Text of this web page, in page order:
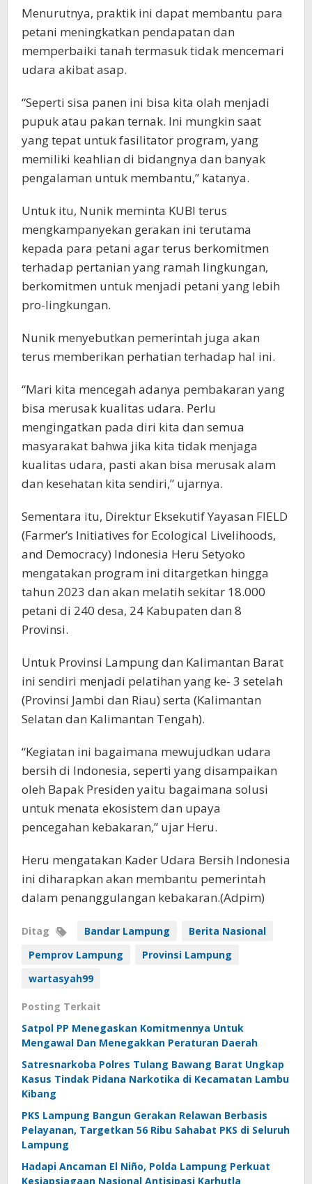
Menurutnya, praktik ini dapat membantu para
petani meningkatkan pendapatan dan
memperbaiki tanah termasuk tidak mencemari
udara akibat asap.
“Seperti sisa panen ini bisa kita olah menjadi
pupuk atau pakan ternak. Ini mungkin saat
yang tepat untuk fasilitator program, yang
memiliki keahlian di bidangnya dan banyak
pengalaman untuk membantu,” katanya.
Untuk itu, Nunik meminta KUBI terus
mengkampanyekan gerakan ini terutama
kepada para petani agar terus berkomitmen
terhadap pertanian yang ramah lingkungan,
berkomitmen untuk menjadi petani yang lebih
pro-lingkungan.
Nunik menyebutkan pemerintah juga akan
terus memberikan perhatian terhadap hal ini.
“Mari kita mencegah adanya pembakaran yang
bisa merusak kualitas udara. Perlu
mengingatkan pada diri kita dan semua
masyarakat bahwa jika kita tidak menjaga
kualitas udara, pasti akan bisa merusak alam
dan kesehatan kita sendiri,” ujarnya.
Sementara itu, Direktur Eksekutif Yayasan FIELD
(Farmer’s Initiatives for Ecological Livelihoods,
and Democracy) Indonesia Heru Setyoko
mengatakan program ini ditargetkan hingga
tahun 2023 dan akan melatih sekitar 18.000
petani di 240 desa, 24 Kabupaten dan 8
Provinsi.
Untuk Provinsi Lampung dan Kalimantan Barat
ini sendiri menjadi pelatihan yang ke- 3 setelah
(Provinsi Jambi dan Riau) serta (Kalimantan
Selatan dan Kalimantan Tengah).
“Kegiatan ini bagaimana mewujudkan udara
bersih di Indonesia, seperti yang disampaikan
oleh Bapak Presiden yaitu bagaimana solusi
untuk menata ekosistem dan upaya
pencegahan kebakaran,” ujar Heru.
Heru mengatakan Kader Udara Bersih Indonesia
ini diharapkan akan membantu pemerintah
dalam penanggulangan kebakaran.(Adpim)
Ditag Bandar Lampung
Berita Nasional
Pemprov Lampung
Provinsi Lampung
wartasyah99
Posting Terkait
Satpol PP Menegaskan Komitmennya Untuk
Mengawal Dan Menegakkan Peraturan Daerah
Satresnarkoba Polres Tulang Bawang Barat Ungkap
Kasus Tindak Pidana Narkotika di Kecamatan Lambu
Kibang
PKS Lampung Bangun Gerakan Relawan Berbasis
Pelayanan, Targetkan 56 Ribu Sahabat PKS di Seluruh
Lampung
Hadapi Ancaman El Niño, Polda Lampung Perkuat
Kesiapsiagaan Nasional Antisipasi Karhutla